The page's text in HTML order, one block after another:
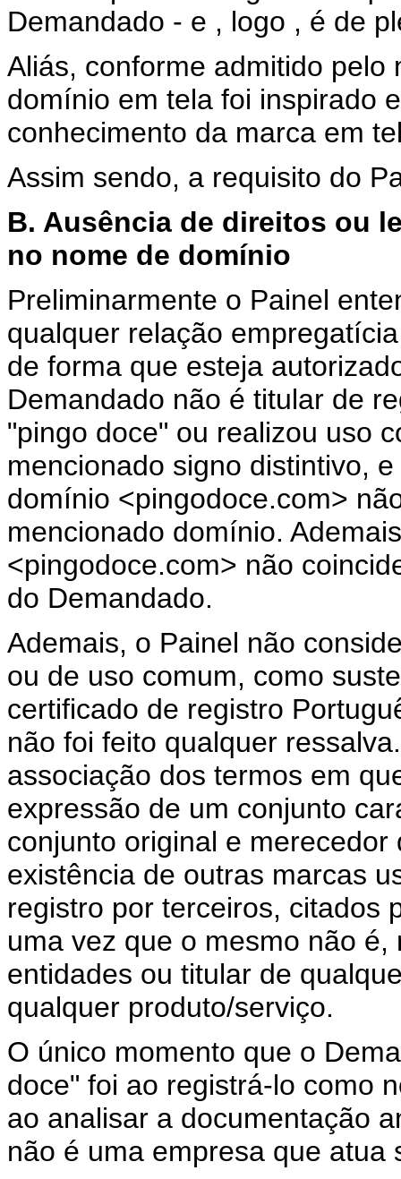
Demandado - e , logo , é de
Aliás, conforme admitido
domínio em tela foi inspirado
conhecimento da marca em
Assim sendo, a requisito do
B. Ausência de direitos ou
no nome de domínio
Preliminarmente o Painel
qualquer relação
de forma que esteja
Demandado não é titular de
"pingo doce" ou realizou uso
mencionado signo distintivo,
domínio <pingodoce.com>
mencionado domínio.
<pingodoce.com> não
do Demandado.
Ademais, o Painel não
ou de uso comum, como
certificado de registro
não foi feito qualquer
associação dos termos em
expressão de um conjunto
conjunto original e
existência de outras marcas
registro por terceiros, citados
uma vez que o mesmo não
entidades ou titular de
qualquer produto/serviço.
O único momento que o
doce" foi ao registrá-lo como
ao analisar a documentação
não é uma empresa que atua